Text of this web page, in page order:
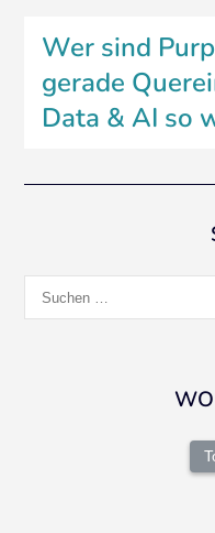
Wer sind
gerade
Data & AI so
nach: